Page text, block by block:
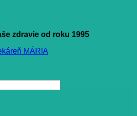
zdravie od roku 1995